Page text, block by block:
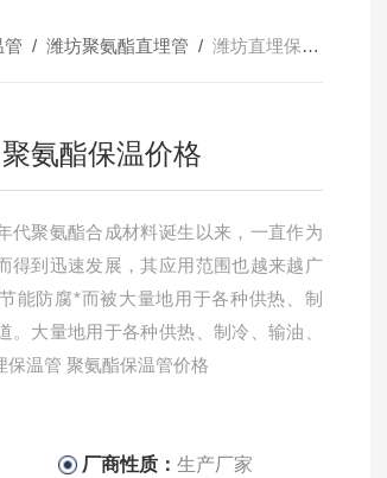
管 / 潍坊聚氨酯直埋管 / 潍坊直埋保温管 聚氨酯保温价格
氨酯保温价格
代聚氨酯合成材料诞生以来，一直作为
得到迅速发展，其应用范围也越来越广
能防腐*而被大量地用于各种供热、制
。大量地用于各种供热、制冷、输油、
温管 聚氨酯保温管价格
厂商性质：生产厂家